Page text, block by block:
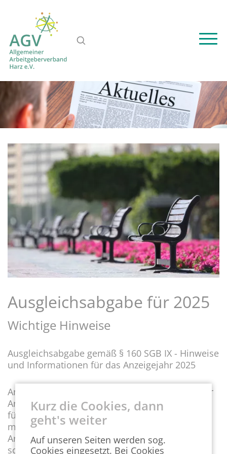
Ausgleichsabgabe für 2025
Wichtige Hinweise
Ausgleichsabgabe gemäß § 160 SGB IX - Hinweise
und Informationen für das Anzeigejahr 2025
Am 31. März 2026 endet die Frist zur Abgabe der
Anzeige zur Berechnung der Ausgleichsabgabe
für das Anzeigejahr 2025. Die Ausgleichsabgabe
müssen Arbeitgeber mit mehr als 20
Arbeitsplätzen entrichten, die nicht ausreichend
schwerbehinderte Menschen beschäftigen. Die
Kurz die Cookies, dann
geht's weiter
Auf unseren Seiten werden sog.
Cookies eingesetzt. Bei Cookies